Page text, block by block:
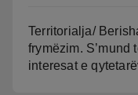
Territorialja/
frymëzim. S’mund
interesat e